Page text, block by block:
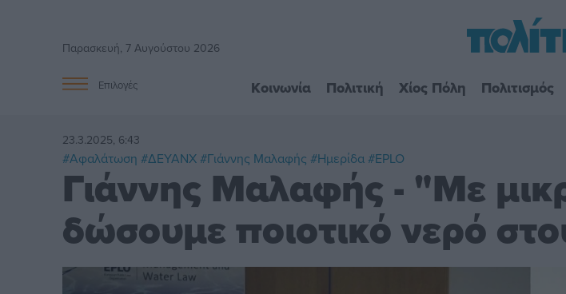
Παρασκευή, 7 Αυγούστου 2026
Επιλογές Κοινωνία Πολιτική Χίος Πόλη Πολιτισμός
23.3.2025, 6:43
#Αφαλάτωση #ΔΕΥΑΝΧ #Γιάννης Μαλαφής #Ημερίδα #EPLO
Γιάννης Μαλαφής - "Με
δώσουμε ποιοτικό νερό